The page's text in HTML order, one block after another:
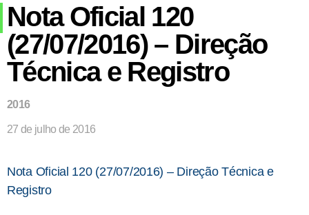
Nota Oficial 120
(27/07/2016) – Direção
Técnica e Registro
2016
27 de julho de 2016
Nota Oficial 120 (27/07/2016) – Direção Técnica e
Registro